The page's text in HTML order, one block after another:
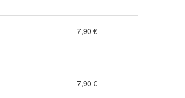
7,90 €
7,90 €